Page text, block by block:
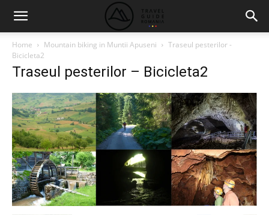
Home Mountain biking in Muntii Apuseni
Traseul pesterilor -
Bicicleta2
Traseul pesterilor – Bicicleta2